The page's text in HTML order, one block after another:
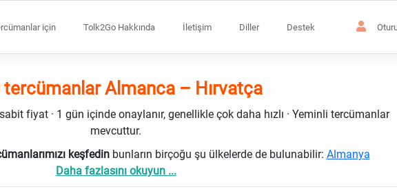
için Tolk2Go Hakkında İletişim Diller Destek
Almanca – Hırvatça
fiyat · 1 gün içinde onaylanır, genellikle çok daha hızlı · Yeminli tercümanlar
mevcuttur.
keşfedin bunların birçoğu şu ülkelerde de bulunabilir: Almanya
Daha fazlasını okuyun ...